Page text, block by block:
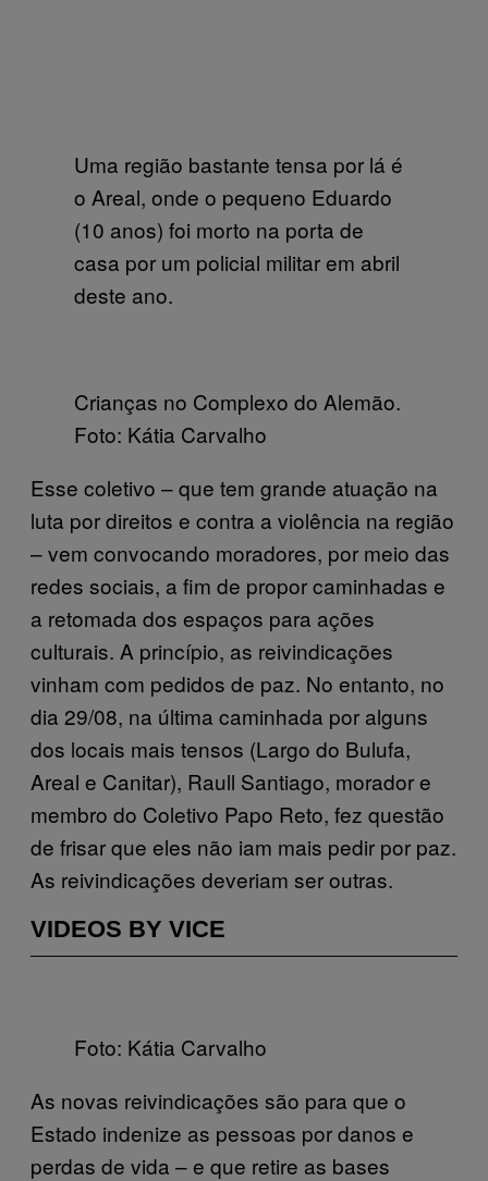
Uma região bastante tensa por lá é
o Areal, onde o pequeno Eduardo
(10 anos) foi morto na porta de
casa por um policial militar em abril
deste ano.
Crianças no Complexo do Alemão.
Foto: Kátia Carvalho
Esse coletivo – que tem grande atuação na
luta por direitos e contra a violência na região
– vem convocando moradores, por meio das
redes sociais, a fim de propor caminhadas e
a retomada dos espaços para ações
culturais. A princípio, as reivindicações
vinham com pedidos de paz. No entanto, no
dia 29/08, na última caminhada por alguns
dos locais mais tensos (Largo do Bulufa,
Areal e Canitar), Raull Santiago, morador e
membro do Coletivo Papo Reto, fez questão
de frisar que eles não iam mais pedir por paz.
As reivindicações deveriam ser outras.
VIDEOS BY VICE
Foto: Kátia Carvalho
As novas reivindicações são para que o
Estado indenize as pessoas por danos e
perdas de vida – e que retire as bases